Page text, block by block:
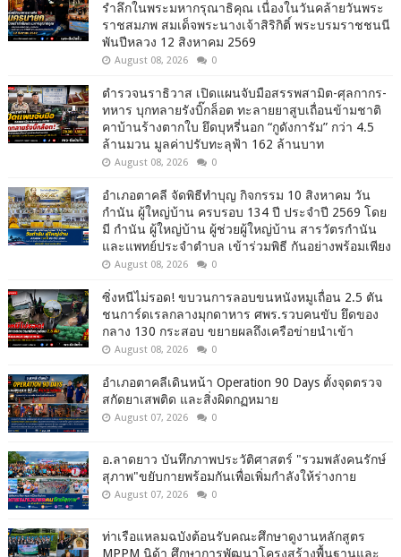
รำลึกในพระมหากรุณาธิคุณ เนื่องในวันคล้ายวันพระ
ราชสมภพ สมเด็จพระนางเจ้าสิริกิติ์ พระบรมราชชนนี
พันปีหลวง 12 สิงหาคม 2569
August 08, 2026 0
ตำรวจนราธิวาส เปิดแผนจับมือสรรพสามิต-ศุลกากร-
ทหาร บุกทลายรังบิ๊กล็อต ทะลายยาสูบเถื่อนข้ามชาติ
คาบ้านร้างตากใบ ยึดบุหรี่นอก “กูดังการัม” กว่า 4.5
ล้านมวน มูลค่าปรับทะลุฟ้า 162 ล้านบาท
August 08, 2026 0
อำเภอตาคลี จัดพิธีทำบุญ กิจกรรม 10 สิงหาคม วัน
กำนัน ผู้ใหญ่บ้าน ครบรอบ 134 ปี ประจำปี 2569 โดย
มี กำนัน ผู้ใหญ่บ้าน ผู้ช่วยผู้ใหญ่บ้าน สารวัตรกำนัน
และแพทย์ประจำตำบล เข้าร่วมพิธี กันอย่างพร้อมเพียง
August 08, 2026 0
ซิ่งหนีไม่รอด! ขบวนการลอบขนหนังหมูเถื่อน 2.5 ตัน
ชนการ์ดเรลกลางมุกดาหาร ศพร.รวบคนขับ ยึดของ
กลาง 130 กระสอบ ขยายผลถึงเครือข่ายนำเข้า
August 08, 2026 0
อำเภอตาคลีเดินหน้า Operation 90 Days ตั้งจุดตรวจ
สกัดยาเสพติด และสิ่งผิดกฏหมาย
August 07, 2026 0
อ.ลาดยาว บันทึกภาพประวัติศาสตร์ "รวมพลังคนรักษ์
สุภาพ"ขยับกายพร้อมกันเพื่อเพิ่มกำลังให้ร่างกาย
August 07, 2026 0
ท่าเรือแหลมฉบังต้อนรับคณะศึกษาดูงานหลักสูตร
MPPM นิด้า ศึกษาการพัฒนาโครงสร้างพื้นฐานและ